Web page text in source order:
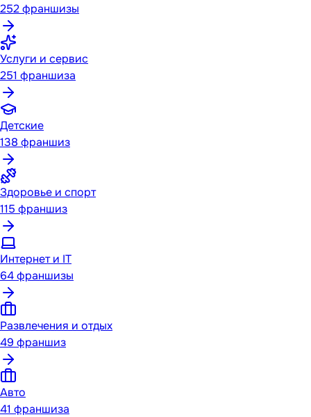
252франшизы
Услуги и сервис
251 франшиза
Детские
138 франшиз
Здоровье и спорт
115 франшиз
Интернет и IT
64франшизы
Развлечения и отдых
49 франшиз
Авто
41 франшиза